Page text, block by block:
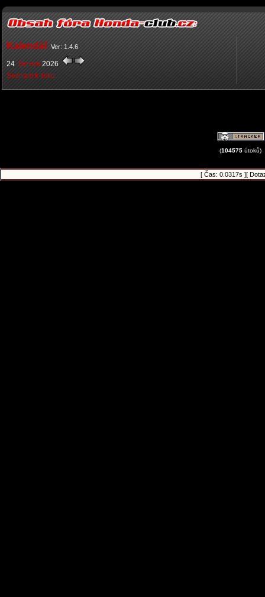
Kalendář Ver: 1.4.6
24 červen 2026
Seznam k tisku
(104575 útoků)
[ Čas: 0.0317s ][